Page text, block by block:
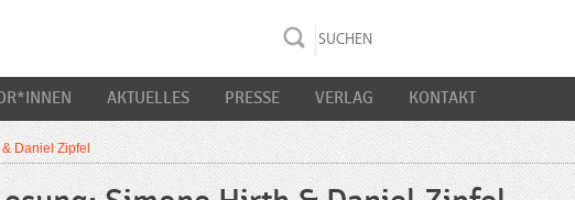
AKTUELLES PRESSE VERLAG KONTAKT
Daniel Zipfel